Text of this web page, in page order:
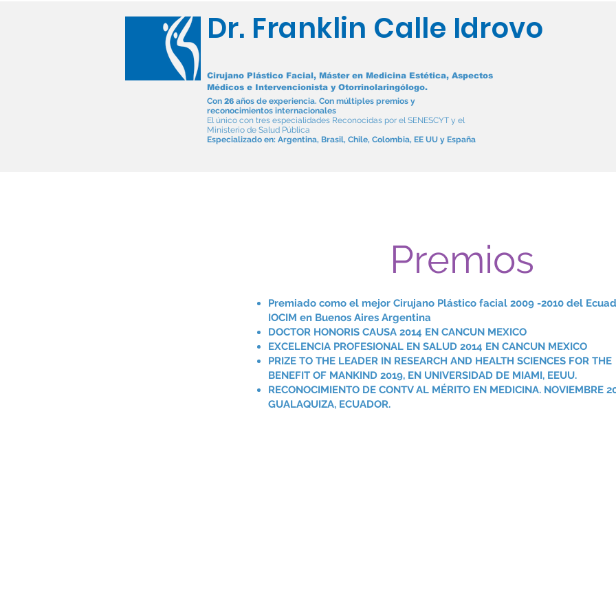
Dr. Franklin Calle Idrovo
Cirujano Plástico Facial, Máster en Medicina Estética, Aspectos
Médicos e Intervencionista y Otorrinolaringólogo.
Con 26 años de experiencia. Con múltiples premios y
reconocimientos internacionales
El único con tres especialidades Reconocidas por el SENESCYT y el
Ministerio de Salud Pública
Especializado en: Argentina, Brasil, Chile, Colombia, EE UU y España
Premios
Premiado como el mejor Cirujano Plástico facial 2009 -2010 del
IOCIM en Buenos Aires Argentina
DOCTOR HONORIS CAUSA 2014 EN CANCUN MEXICO
EXCELENCIA PROFESIONAL EN SALUD 2014 EN CANCUN MEXICO
PRIZE TO THE LEADER IN RESEARCH AND HEALTH SCIENCES FOR THE
BENEFIT OF MANKIND 2019, EN UNIVERSIDAD DE MIAMI, EEUU.
RECONOCIMIENTO DE CONTV AL MÉRITO EN MEDICINA. NOVIEMBRE
GUALAQUIZA, ECUADOR.